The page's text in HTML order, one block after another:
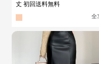
丈 初回送料無料
全3